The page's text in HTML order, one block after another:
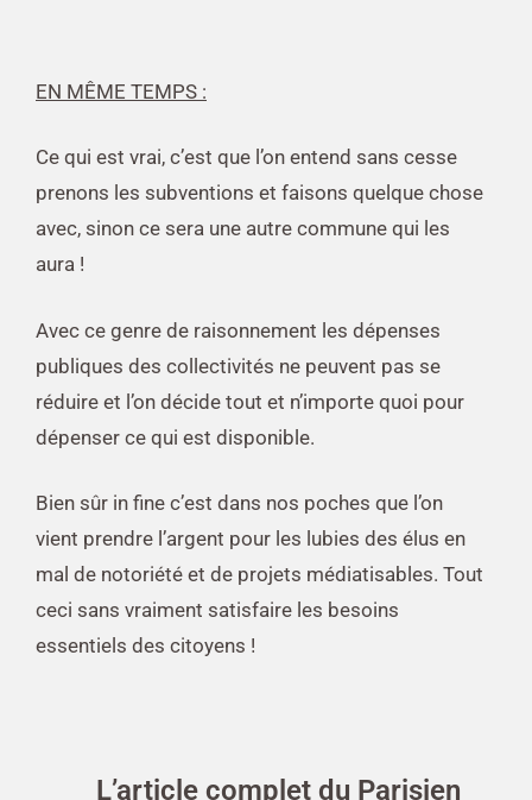
EN MÊME TEMPS :
Ce qui est vrai, c’est que l’on entend sans cesse
prenons les subventions et faisons quelque chose
avec, sinon ce sera une autre commune qui les
aura !
Avec ce genre de raisonnement les dépenses
publiques des collectivités ne peuvent pas se
réduire et l’on décide tout et n’importe quoi pour
dépenser ce qui est disponible.
Bien sûr in fine c’est dans nos poches que l’on
vient prendre l’argent pour les lubies des élus en
mal de notoriété et de projets médiatisables. Tout
ceci sans vraiment satisfaire les besoins
essentiels des citoyens !
L’article complet du Parisien